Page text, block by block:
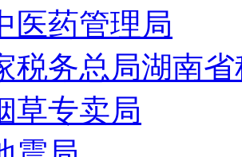
医药管理局
税务总局湖南
草专卖局